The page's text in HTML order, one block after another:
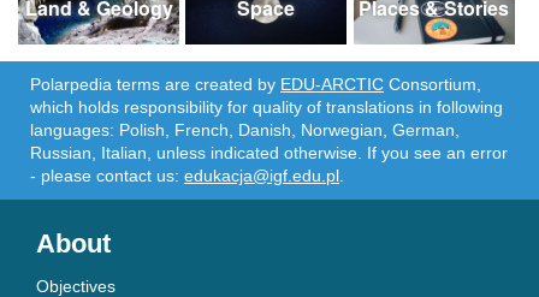
Land & Geology Space Places & Stories
Polarpedia terms are created by EDU-ARCTIC Consortium,
which holds responsibility for quality of translations in following
languages: Polish, French, Danish, Norwegian, German,
Russian, Italian, unless indicated otherwise. If you see an error
- please contact us: edukacja@igf.edu.pl
About
Objectives